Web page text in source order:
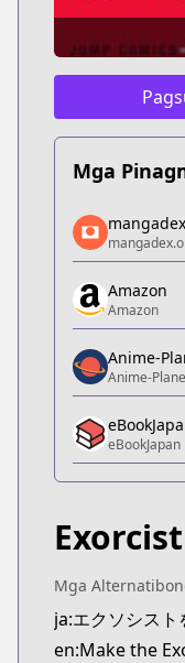
Mga
https://
Amazon
Amazon
https://
Anime-Planet
Anime-Planet
https://
eBookJapan
eBookJapan
Official Raw
https://
Kitsu
Kitsu
Amazon
Amazon
Anime-
Anime-
eBookJapan
Mga
ja:エクソシスト
en:Make the